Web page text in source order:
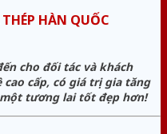
HÀN QUỐC
cho đối tác và khách
cấp, có giá trị gia tăng
tương lai tốt đẹp hơn!